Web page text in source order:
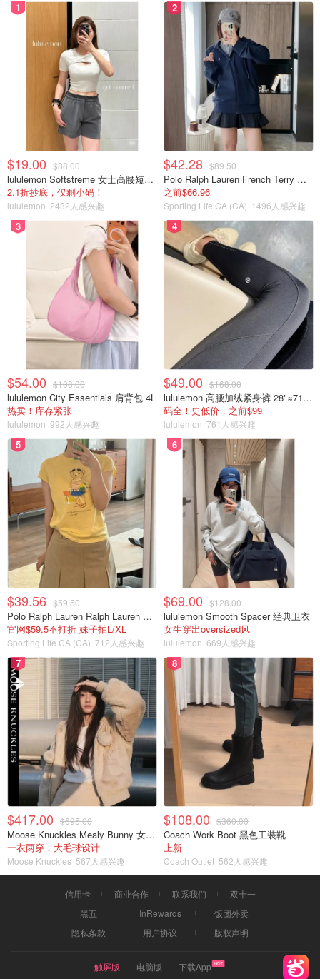
1
$19.00 $88.00
lululemon Softstreme 女士高腰短裤 10cm
2.1折抄底，仅剩小码！
lululemon 2432人感兴趣
2
$42.28 $89.50
Polo Ralph Lauren French Terry 女童连帽卫衣 7-16码
之前$66.96
Sporting Life CA (CA) 1496人感兴趣
3
$54.00 $108.00
lululemon City Essentials 肩背包 4L
热卖！库存紧张
lululemon 992人感兴趣
4
$49.00 $168.00
lululemon 高腰加绒紧身裤 28"≈71cm 5个口袋
码全！史低价，之前$99
lululemon 761人感兴趣
5
$39.56 $59.50
Polo Ralph Lauren Ralph Lauren Polo Bear 女童棉T恤 染色 1件
官网$59.5不打折 妹子拍L/XL
Sporting Life CA (CA) 712人感兴趣
6
$69.00 $128.00
lululemon Smooth Spacer 经典卫衣
女生穿出oversized风
lululemon 669人感兴趣
7
$417.00 $695.00
Moose Knuckles Mealy Bunny 女士双面穿连帽外套
一衣两穿，大毛球设计
Moose Knuckles 567人感兴趣
8
$108.00 $360.00
Coach Work Boot 黑色工装靴
上新
Coach Outlet 562人感兴趣
信用卡 商业合作 联系我们
双十一
黑五
InRewards
饭团外卖
隐私条款
用户协议 版权声明
触屏版 电脑版 下载App